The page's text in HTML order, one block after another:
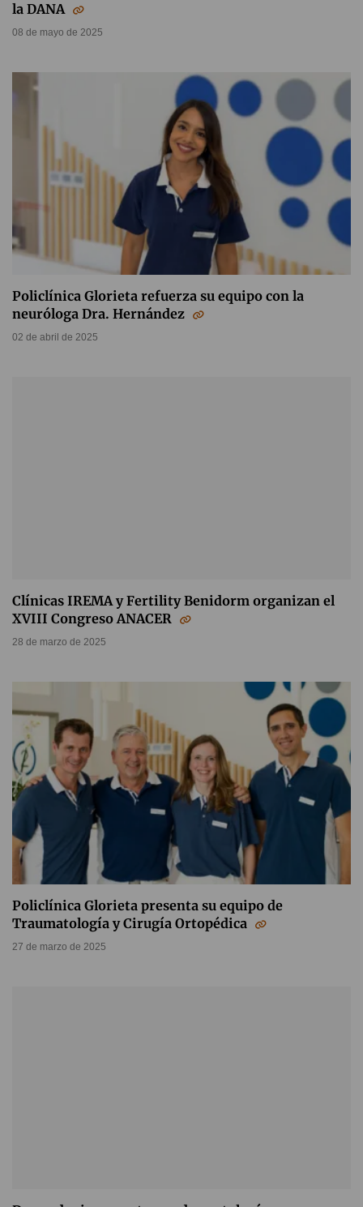
la DANA
08 de mayo de 2025
Policlínica Glorieta refuerza su equipo con la
neuróloga Dra. Hernández
02 de abril de 2025
Clínicas IREMA y Fertility Benidorm organizan el
XVIII Congreso ANACER
28 de marzo de 2025
Policlínica Glorieta presenta su equipo de
Traumatología y Cirugía Ortopédica
27 de marzo de 2025